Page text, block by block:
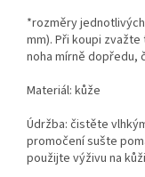
*rozměry
mm). Při koupi
noha mírně dopředu,
Materiál: kůže
Údržba: čistěte
promočení sušte
použijte výživu na